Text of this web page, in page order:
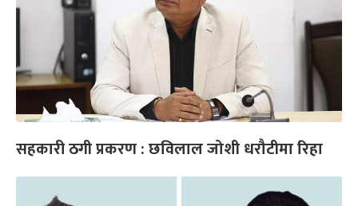
सहकारी ठगी प्रकरण : छविलाल जोशी धरौटीमा रिहा